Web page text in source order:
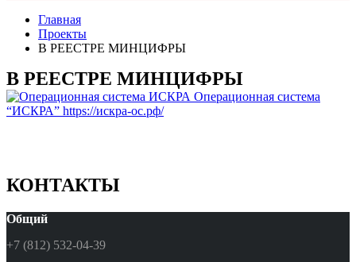
Главная
Проекты
В РЕЕСТРЕ МИНЦИФРЫ
В РЕЕСТРЕ МИНЦИФРЫ
Операционная система
“ИСКРА” https://искра-ос.рф/
КОНТАКТЫ
Общий
+7 (812) 532-04-39